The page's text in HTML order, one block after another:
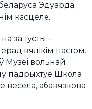
беларуса Эдуарда
касцёле.
запусты –
вялікім пастом.
Музеі вольнай
падрыхтуе Школа
абавязкова